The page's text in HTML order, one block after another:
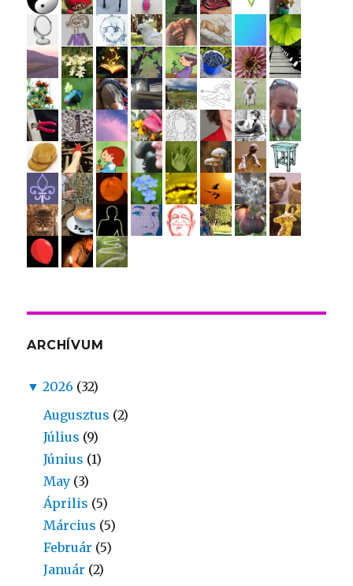
ARCHÍVUM
▼ 2026 (32)
Augusztus (2)
Július (9)
Június (1)
May (3)
Április (5)
Március (5)
Február (5)
Január (2)